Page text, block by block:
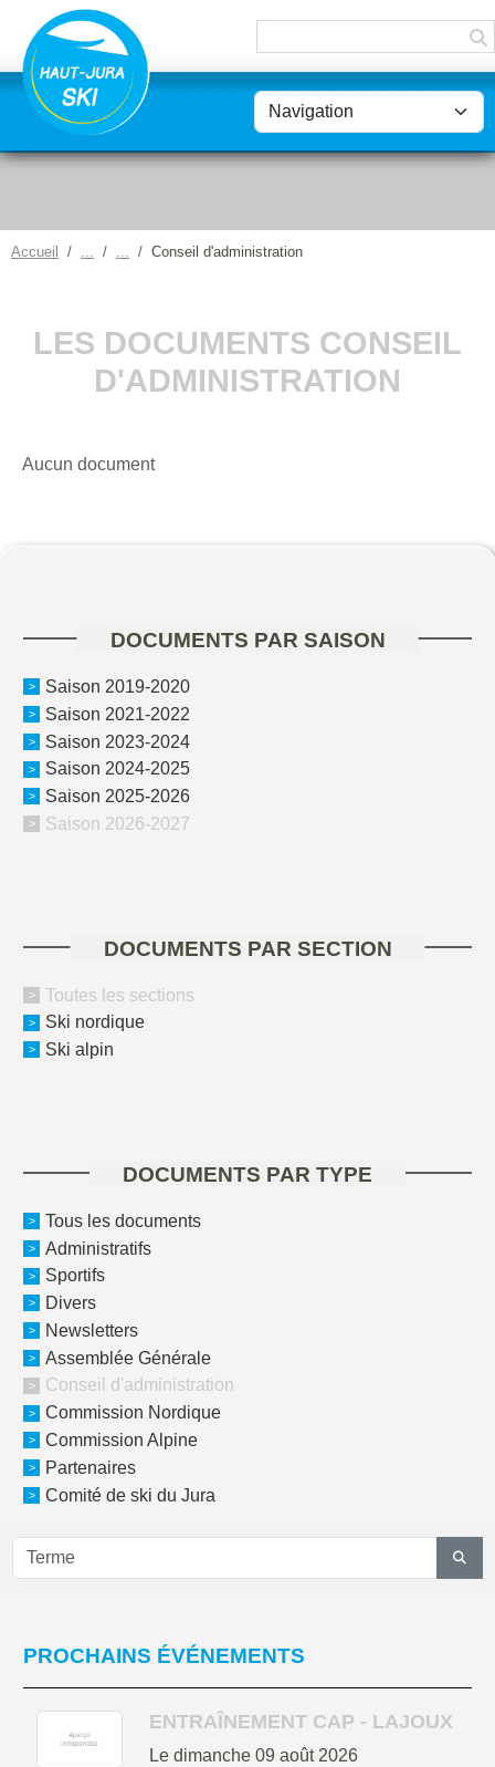
Accueil Conseil d'administration
LES DOCUMENTS CONSEIL
D'ADMINISTRATION
Aucun document
DOCUMENTS PAR SAISON
Saison 2019-2020
Saison 2021-2022
Saison 2023-2024
Saison 2024-2025
Saison 2025-2026
Saison 2026-2027
DOCUMENTS PAR SECTION
Toutes les sections
Ski nordique
Ski alpin
DOCUMENTS PAR TYPE
Tous les documents
Administratifs
Sportifs
Divers
Newsletters
Assemblée Générale
Conseil d'administration
Commission Nordique
Commission Alpine
Partenaires
Comité de ski du Jura
PROCHAINS ÉVÉNEMENTS
ENTRAÎNEMENT CAP - LAJOUX
Le dimanche 09 août 2026
Panneau de gestion des cookies